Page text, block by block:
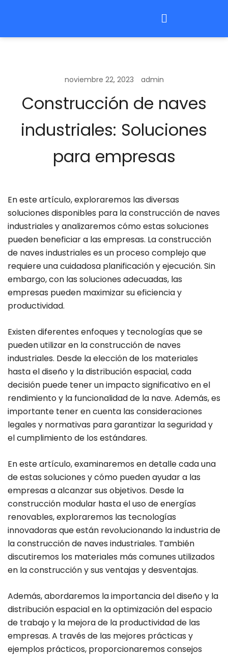
noviembre 22, 2023 admin
Construcción de naves
industriales: Soluciones
para empresas
En este artículo, exploraremos las diversas
soluciones disponibles para la construcción de naves
industriales y analizaremos cómo estas soluciones
pueden beneficiar a las empresas. La construcción
de naves industriales es un proceso complejo que
requiere una cuidadosa planificación y ejecución. Sin
embargo, con las soluciones adecuadas, las
empresas pueden maximizar su eficiencia y
productividad.
Existen diferentes enfoques y tecnologías que se
pueden utilizar en la construcción de naves
industriales. Desde la elección de los materiales
hasta el diseño y la distribución espacial, cada
decisión puede tener un impacto significativo en el
rendimiento y la funcionalidad de la nave. Además, es
importante tener en cuenta las consideraciones
legales y normativas para garantizar la seguridad y
el cumplimiento de los estándares.
En este artículo, examinaremos en detalle cada una
de estas soluciones y cómo pueden ayudar a las
empresas a alcanzar sus objetivos. Desde la
construcción modular hasta el uso de energías
renovables, exploraremos las tecnologías
innovadoras que están revolucionando la industria de
la construcción de naves industriales. También
discutiremos los materiales más comunes utilizados
en la construcción y sus ventajas y desventajas.
Además, abordaremos la importancia del diseño y la
distribución espacial en la optimización del espacio
de trabajo y la mejora de la productividad de las
empresas. A través de las mejores prácticas y
ejemplos prácticos, proporcionaremos consejos